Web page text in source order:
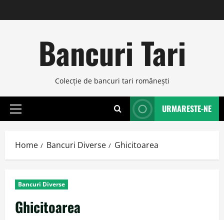
to
Bancuri Tari
Colecţie de bancuri tari româneşti
Primary
URMARESTE-NE
Home Bancuri Diverse Ghicitoarea
Bancuri Diverse
Ghicitoarea